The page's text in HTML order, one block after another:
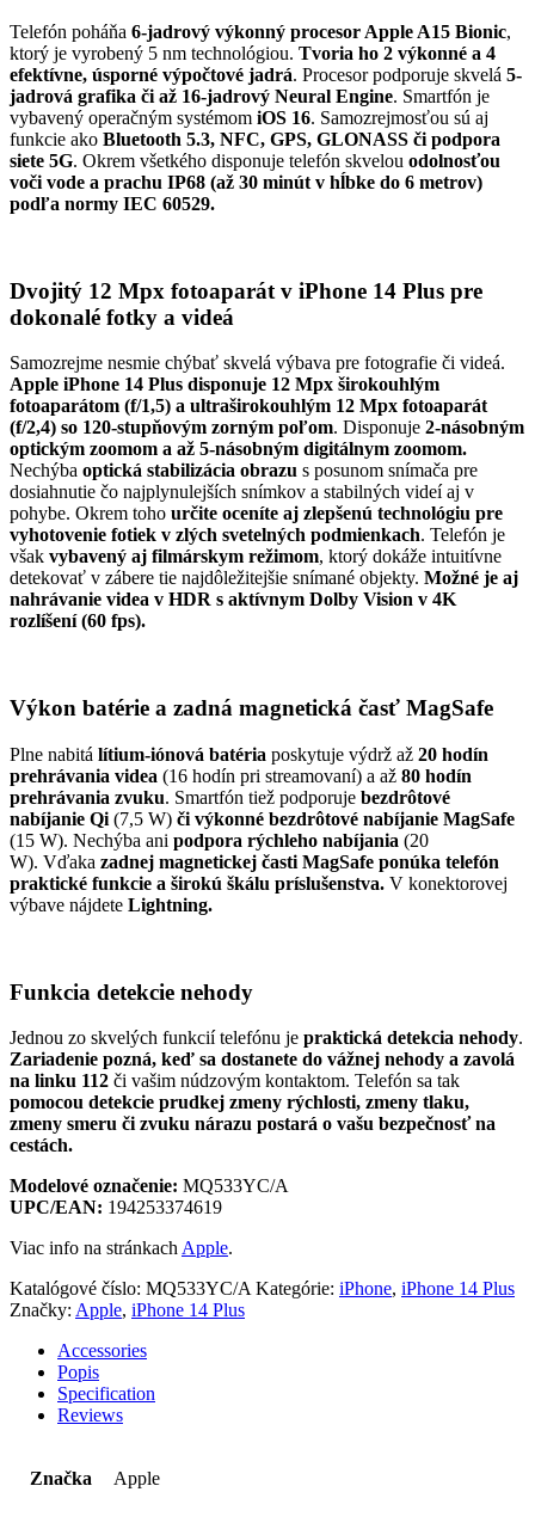
Telefón poháňa 6-jadrový výkonný procesor Apple A15 Bionic,
ktorý je vyrobený 5 nm technológiou. Tvoria ho 2 výkonné a 4
efektívne, úsporné výpočtové jadrá. Procesor podporuje skvelá 5-
jadrová grafika či až 16-jadrový Neural Engine. Smartfón je
vybavený operačným systémom iOS 16. Samozrejmosťou sú aj
funkcie ako Bluetooth 5.3, NFC, GPS, GLONASS či podpora
siete 5G. Okrem všetkého disponuje telefón skvelou odolnosťou
voči vode a prachu IP68 (až 30 minút v hĺbke do 6 metrov)
podľa normy IEC 60529.
Dvojitý 12 Mpx fotoaparát v iPhone 14 Plus pre
dokonalé fotky a videá
Samozrejme nesmie chýbať skvelá výbava pre fotografie či videá.
Apple iPhone 14 Plus disponuje 12 Mpx širokouhlým
fotoaparátom (f/1,5) a ultraširokouhlým 12 Mpx fotoaparát
(f/2,4) so 120-stupňovým zorným poľom. Disponuje 2-násobným
optickým zoomom a až 5-násobným digitálnym zoomom.
Nechýba optická stabilizácia obrazu s posunom snímača pre
dosiahnutie čo najplynulejších snímkov a stabilných videí aj v
pohybe. Okrem toho určite oceníte aj zlepšenú technológiu pre
vyhotovenie fotiek v zlých svetelných podmienkach. Telefón je
však vybavený aj filmárskym režimom, ktorý dokáže intuitívne
detekovať v zábere tie najdôležitejšie snímané objekty. Možné je aj
nahrávanie videa v HDR s aktívnym Dolby Vision v 4K
rozlíšení (60 fps).
Výkon batérie a zadná magnetická časť MagSafe
Plne nabitá lítium-iónová batéria poskytuje výdrž až 20 hodín
prehrávania videa (16 hodín pri streamovaní) a až 80 hodín
prehrávania zvuku. Smartfón tiež podporuje bezdrôtové
nabíjanie Qi (7,5 W) či výkonné bezdrôtové nabíjanie MagSafe
(15 W). Nechýba ani podpora rýchleho nabíjania (20
W). Vďaka zadnej magnetickej časti MagSafe ponúka telefón
praktické funkcie a širokú škálu príslušenstva. V konektorovej
výbave nájdete Lightning.
Funkcia detekcie nehody
Jednou zo skvelých funkcií telefónu je praktická detekcia nehody.
Zariadenie pozná, keď sa dostanete do vážnej nehody a zavolá
na linku 112 či vašim núdzovým kontaktom. Telefón sa tak
pomocou detekcie prudkej zmeny rýchlosti, zmeny tlaku,
zmeny smeru či zvuku nárazu postará o vašu bezpečnosť na
cestách.
Modelové označenie: MQ533YC/A
UPC/EAN: 194253374619
Viac info na stránkach Apple.
Katalógové číslo: MQ533YC/A Kategórie: iPhone, iPhone 14 Plus
Značky: Apple, iPhone 14 Plus
Accessories
Popis
Specification
Reviews
Značka Apple